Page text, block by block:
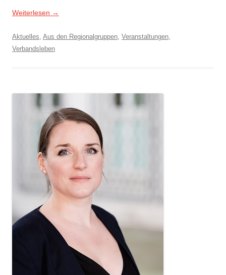
Weiterlesen →
Aktuelles, Aus den Regionalgruppen, Veranstaltungen,
Verbandsleben